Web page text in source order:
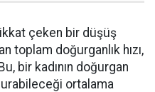
çeken bir düşüş
toplam doğurganlık hızı,
bir kadının doğurgan
ortalama